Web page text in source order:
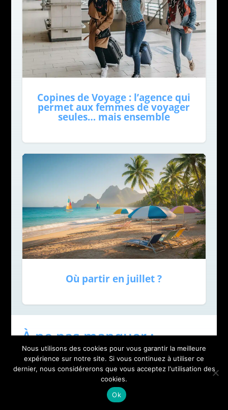
Copines de Voyage : l’agence qui
permet aux femmes de voyager
seules… mais ensemble
Où partir en juillet ?
À ne pas manquer :
Nous utilisons des cookies pour vous garantir la meilleure
expérience sur notre site. Si vous continuez à utiliser ce
dernier, nous considérerons que vous acceptez l'utilisation des
cookies.
Ok